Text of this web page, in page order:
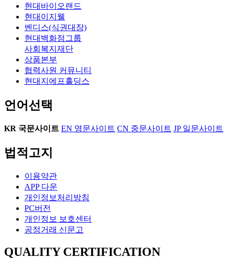
현대바이오랜드
현대이지웰
벤디스(식권대장)
현대백화점그룹
사회복지재단
상품본부
협력사원 커뮤니티
현대지에프홀딩스
언어선택
KR 국문사이트 EN 영문사이트 CN 중문사이트 JP일문사이트
법적고지
이용약관
APP 다운
개인정보처리방침
PC버전
개인정보 보호센터
공정거래 신문고
QUALITY CERTIFICATION